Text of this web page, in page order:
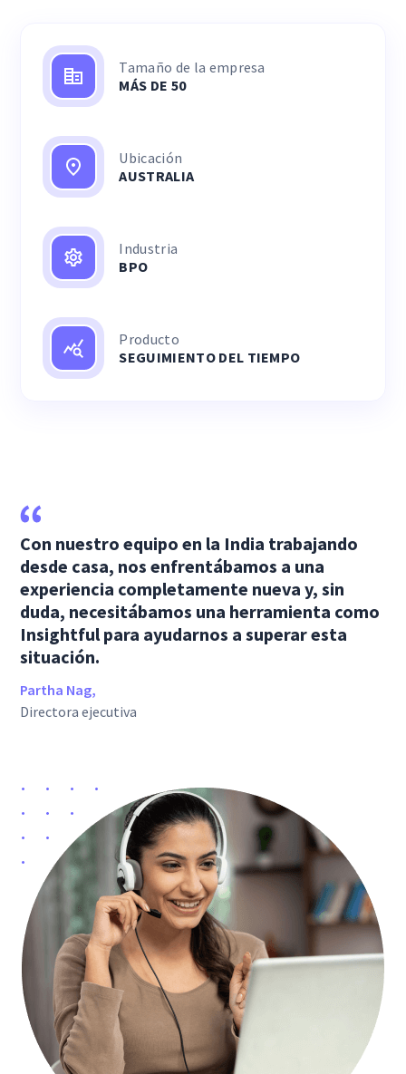
Tamaño de la empresa
MÁS DE 50
Ubicación
AUSTRALIA
Industria
BPO
Producto
SEGUIMIENTO DEL TIEMPO
Con nuestro equipo en la India trabajando
desde casa, nos enfrentábamos a una
experiencia completamente nueva y, sin
duda, necesitábamos una herramienta como
Insightful para ayudarnos a superar esta
situación.
Partha Nag,
Directora ejecutiva